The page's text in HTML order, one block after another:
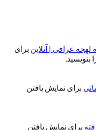
عراقی | آنلاین برای
بنویسید.
برای نمایش یافتن
برای نمایش یافتن